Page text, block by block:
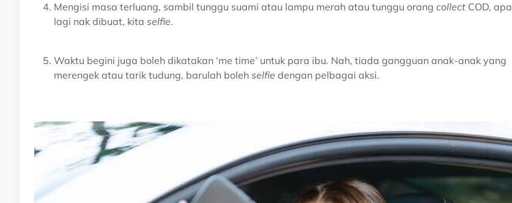
Mengisi masa terluang, sambil tunggu suami atau lampu merah atau tunggu orang collect COD, apa
lagi nak dibuat, kita selfie.
Waktu begini juga boleh dikatakan ‘me time’ untuk para ibu. Nah, tiada gangguan anak-anak yang
merengek atau tarik tudung, barulah boleh selfie dengan pelbagai aksi.